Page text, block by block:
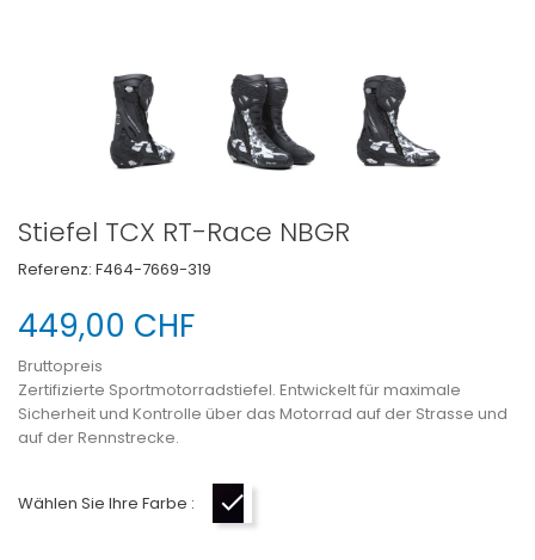
Stiefel TCX RT-Race NBGR
Referenz: F464-7669-319
449,00 CHF
Bruttopreis
Zertifizierte Sportmotorradstiefel. Entwickelt für maximale
Sicherheit und Kontrolle über das Motorrad auf der Strasse und
auf der Rennstrecke.
Wählen Sie Ihre Farbe :